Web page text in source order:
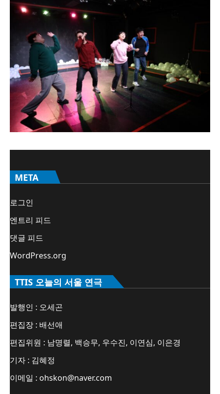
META
로그인
엔트리 피드
댓글 피드
WordPress.org
TTIS 오늘의 서울 연극
발행인 : 오세곤
편집장 : 배선애
편집위원 : 남명렬, 백승무, 우수진, 이연심, 이은경
기자 : 김혜정
이메일 : ohskon@naver.com